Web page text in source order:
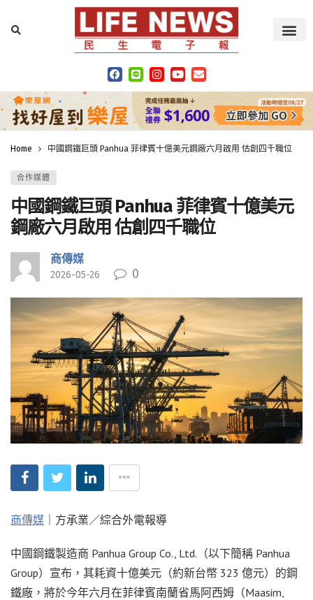
Home 中國鋼鐵巨頭 Panhua 菲律賓十億美元鋼廠六月啟用 估創四千職位
合作媒體
中國鋼鐵巨頭 Panhua 菲律賓十億美元
鋼廠六月啟用 估創四千職位
商傳媒
2026-05-26 0
商傳媒 ｜方承業／綜合外電報導
中國鋼鐵製造商 Panhua Group Co., Ltd.（以下簡稱 Panhua
Group）宣布，其耗資十億美元（約新台幣 323 億元）的鋼
鐵廠，將於今年六月在菲律賓南蘭省馬阿西姆（Maasim,